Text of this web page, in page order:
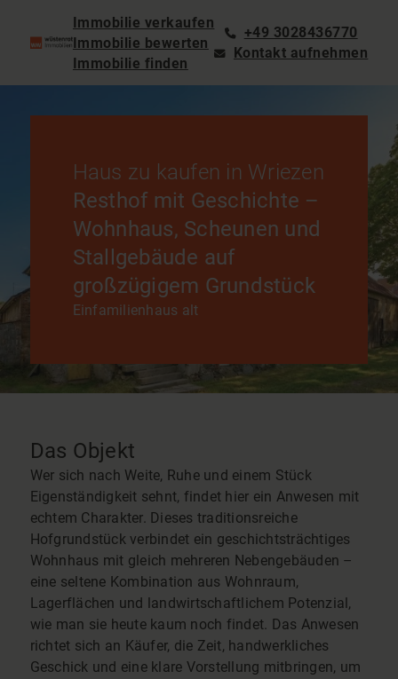
Immobilie verkaufen
Immobilie bewerten
Immobilie finden
+49 3028436770
Kontakt aufnehmen
Haus zu kaufen in Wriezen
Resthof mit Geschichte –
Wohnhaus, Scheunen und
Stallgebäude auf
großzügigem Grundstück
Einfamilienhaus alt
Das Objekt
Wer sich nach Weite, Ruhe und einem Stück
Eigenständigkeit sehnt, findet hier ein Anwesen mit
echtem Charakter. Dieses traditionsreiche
Hofgrundstück verbindet ein geschichtsträchtiges
Wohnhaus mit gleich mehreren Nebengebäuden –
eine seltene Kombination aus Wohnraum,
Lagerflächen und landwirtschaftlichem Potenzial,
wie man sie heute kaum noch findet. Das Anwesen
richtet sich an Käufer, die Zeit, handwerkliches
Geschick und eine klare Vorstellung mitbringen, um